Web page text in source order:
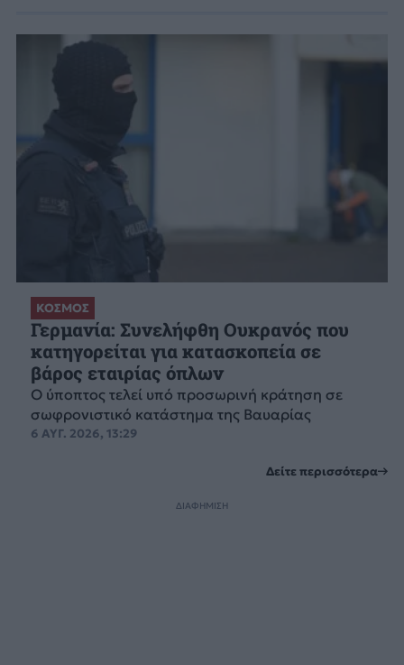
ΚΟΣΜΟΣ
Γερμανία: Συνελήφθη Ουκρανός που
κατηγορείται για κατασκοπεία σε
βάρος εταιρίας όπλων
Ο ύποπτος τελεί υπό προσωρινή κράτηση σε
σωφρονιστικό κατάστημα της Βαυαρίας
6 ΑΥΓ. 2026, 13:29
Δείτε περισσότερα
ΔΙΑΦΗΜΙΣΗ